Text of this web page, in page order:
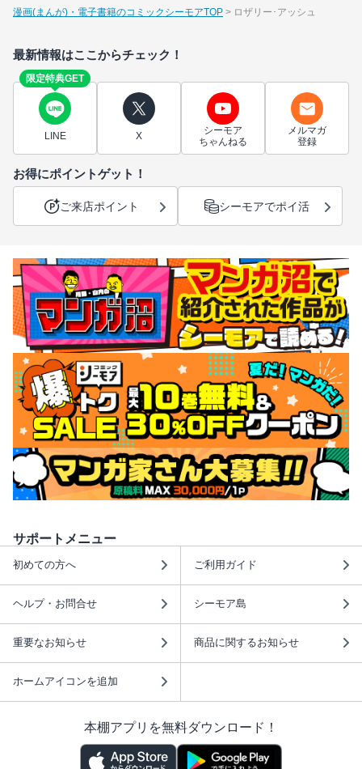
漫画(まんが)・電子書籍のコミックシーモアTOP ロザリー･アッシュ
最新情報はここからチェック！
限定特典GET
LINE X
シーモア
ちゃんねる
メルマガ
登録
お得にポイントゲット！
ご来店ポイント シーモアでポイ活
サポートメニュー
初めての方へ ご利用ガイド
ヘルプ・お問合せ シーモア島
重要なお知らせ 商品に関するお知らせ
ホームアイコンを追加
本棚アプリを無料ダウンロード！